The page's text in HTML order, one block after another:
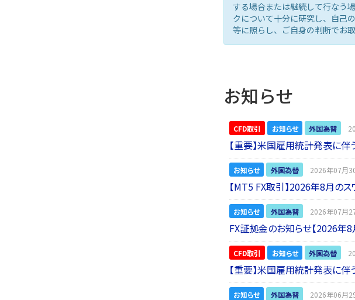
する場合または継続して行なう
クについて十分に研究し、自己
等に照らし、ご自身の判断でお
お知らせ
CFD取引 お知らせ 外国為替
【重要】米国雇用統計発表に
お知らせ 外国為替 2026年07月
【MT5 FX取引】2026年8月の
お知らせ 外国為替 2026年07月
FX証拠金のお知らせ【2026年8
CFD取引 お知らせ 外国為替
【重要】米国雇用統計発表に
お知らせ 外国為替 2026年06月